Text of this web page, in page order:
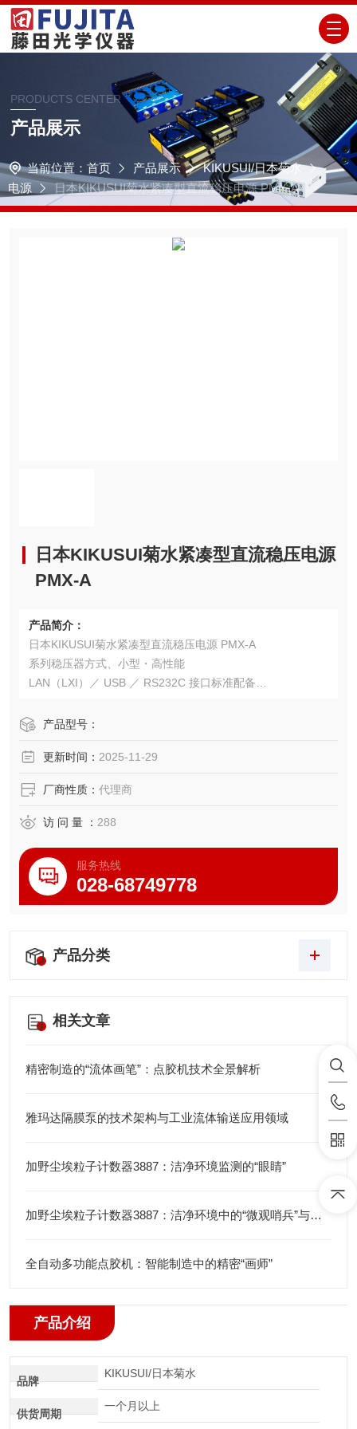
PRODUCTS CENTER
产品展示
当前位置： 首页 产品展示
KIKUSUI/日本菊水
电源
日本KIKUSUI菊水紧凑型直流稳压电源 PMX-A
日本KIKUSUI菊水紧凑型直流稳压电源
PMX-A
产品简介：
日本KIKUSUI菊水紧凑型直流稳压电源 PMX-A
系列稳压器方式、小型・高性能
LAN（LXI）／ USB ／ RS232C 接口标准配备
产品型号：
更新时间： 2025-11-29
厂商性质： 代理商
访 问 量 ： 288
服务热线
028-68749778
产品分类
相关文章
精密制造的“流体画笔”：点胶机技术全景解析
雅玛达隔膜泵的技术架构与工业流体输送应用领域
加野尘埃粒子计数器3887：洁净环境监测的“眼睛”
加野尘埃粒子计数器3887：洁净环境中的“微观哨兵”与洁净度“审计官”
全自动多功能点胶机：智能制造中的精密“画师”
产品介绍
品牌
KIKUSUI/日本菊水
供货周期
一个月以上